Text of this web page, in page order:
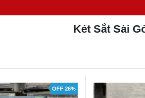
Két Sắt Sài
OFF 26%